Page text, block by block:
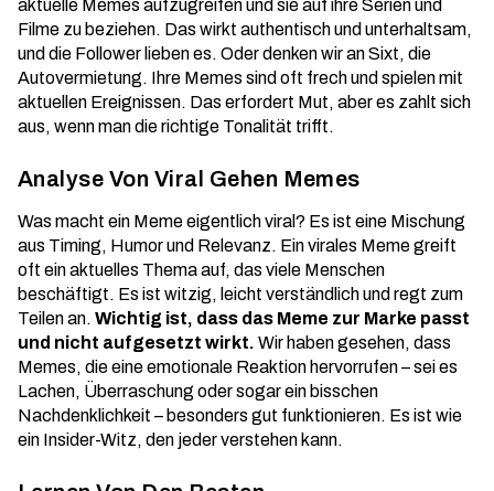
aktuelle Memes aufzugreifen und sie auf ihre Serien und
Filme zu beziehen. Das wirkt authentisch und unterhaltsam,
und die Follower lieben es. Oder denken wir an Sixt, die
Autovermietung. Ihre Memes sind oft frech und spielen mit
aktuellen Ereignissen. Das erfordert Mut, aber es zahlt sich
aus, wenn man die richtige Tonalität trifft.
Analyse Von Viral Gehen Memes
Was macht ein Meme eigentlich viral? Es ist eine Mischung
aus Timing, Humor und Relevanz. Ein virales Meme greift
oft ein aktuelles Thema auf, das viele Menschen
beschäftigt. Es ist witzig, leicht verständlich und regt zum
Teilen an. Wichtig ist, dass das Meme zur Marke passt
und nicht aufgesetzt wirkt. Wir haben gesehen, dass
Memes, die eine emotionale Reaktion hervorrufen – sei es
Lachen, Überraschung oder sogar ein bisschen
Nachdenklichkeit – besonders gut funktionieren. Es ist wie
ein Insider-Witz, den jeder verstehen kann.